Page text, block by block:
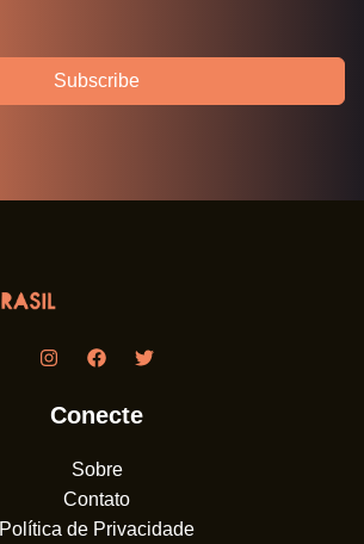
Subscribe
Conecte
Sobre
Contato
Política de Privacidade